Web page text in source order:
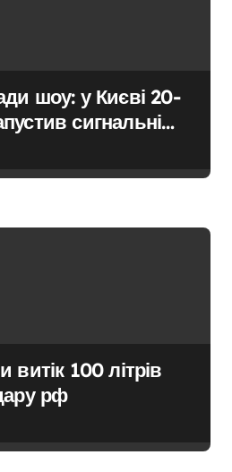
шоу: у Києві 20-
сигнальні
витік 100 літрів
рф